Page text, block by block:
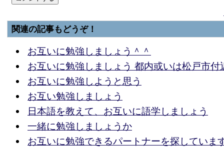
関連の記事もどうぞ！
お互いに勉強しましょう＾＾
お互いに勉強しましょう 都内或いは松戸市付
お互いに勉強しようと思う
お互い勉強しましょう
日本語を教えて、お互いに語学しましょう
一緒に勉強しましょうか
お互いに勉強できるパートナーを探していま